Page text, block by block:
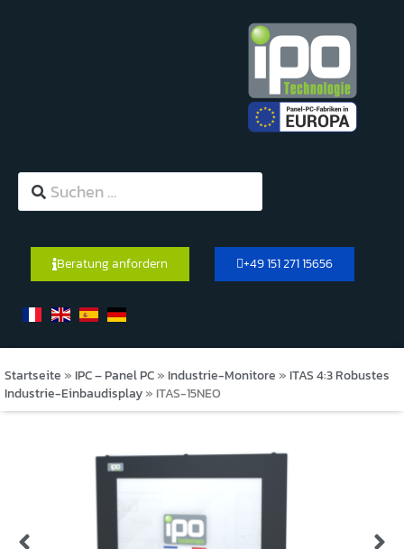
Beratung anfordern +49 151 271 15656
Startseite » IPC – Panel PC » Industrie-Monitore » ITAS 4:3 Robustes
Industrie-Einbaudisplay » ITAS-15NEO